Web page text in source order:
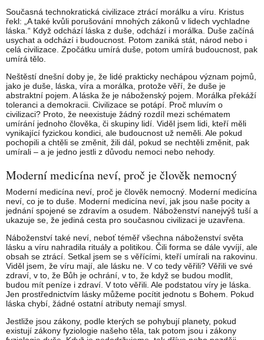
Současná technokratická civilizace ztrácí morálku a víru. Kristus
řekl: „A také kvůli porušování mnohých zákonů v lidech vychladne
láska.“ Když odchází láska z duše, odchází i morálka. Duše začíná
usychat a odchází i budoucnost. Potom zaniká stát, národ nebo i
celá civilizace. Zpočátku umírá duše, potom umírá budoucnost, pak
umírá tělo.
Neštěstí dnešní doby je, že lidé prakticky nechápou význam pojmů,
jako je duše, láska, víra a morálka, protože věří, že duše je
abstraktní pojem. A láska že je náboženský pojem. Morálka překáží
toleranci a demokracii. Civilizace se potápí. Proč mluvím o
civilizaci? Proto, že neexistuje žádný rozdíl mezi schématem
umírání jednoho člověka, či skupiny lidí. Viděl jsem lidi, kteří měli
vynikající fyzickou kondici, ale budoucnost už neměli. Ale pokud
pochopili a chtěli se změnit, žili dál, pokud se nechtěli změnit, pak
umírali – a je jedno jestli z důvodu nemoci nebo nehody.
Moderní medicína neví, proč je člověk nemocný
Moderní medicína neví, proč je člověk nemocný. Moderní medicína
neví, co je to duše. Moderní medicína neví, jak jsou naše pocity a
jednání spojené se zdravím a osudem. Náboženství nanejvýš tuší a
ukazuje se, že jediná cesta pro současnou civilizaci je uzavřena.
Náboženství také neví, neboť téměř všechna náboženství světa
lásku a víru nahradila rituály a politikou. Čili forma se dále vyvíjí, ale
obsah se ztrácí. Setkal jsem se s věřícími, kteří umírali na rakovinu.
Viděl jsem, že víru mají, ale lásku ne. V co tedy věřili? Věřili ve své
zdraví, v to, že Bůh je ochrání, v to, že když se budou modlit,
budou mít peníze i zdraví. V toto věřili. Ale podstatou víry je láska.
Jen prostřednictvím lásky můžeme pocítit jednotu s Bohem. Pokud
láska chybí, žádné ostatní atributy nemají smysl.
Jestliže jsou zákony, podle kterých se pohybují planety, pokud
existují zákony fyziologie našeho těla, tak potom jsou i zákony